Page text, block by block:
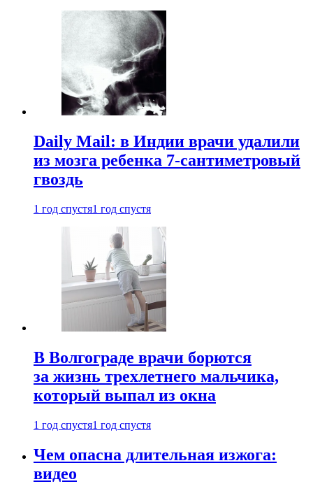
Daily Mail: в Индии врачи удалили
из мозга ребенка 7-сантиметровый
гвоздь
1 год спустя1 год спустя
В Волгограде врачи борются
за жизнь трехлетнего мальчика,
который выпал из окна
1 год спустя1 год спустя
Чем опасна длительная изжога:
видео